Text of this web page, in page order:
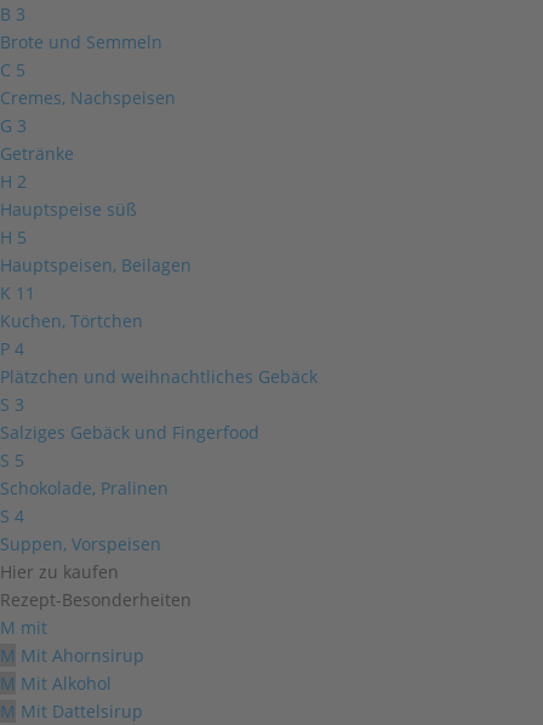
B 3
Brote und Semmeln
C 5
Cremes, Nachspeisen
G 3
Getränke
H 2
Hauptspeise süß
H 5
Hauptspeisen, Beilagen
K 11
Kuchen, Törtchen
P 4
Plätzchen und weihnachtliches Gebäck
S 3
Salziges Gebäck und Fingerfood
S 5
Schokolade, Pralinen
S 4
Suppen, Vorspeisen
Hier zu kaufen
Rezept-Besonderheiten
M mit
M Mit Ahornsirup
M Mit Alkohol
M Mit Dattelsirup